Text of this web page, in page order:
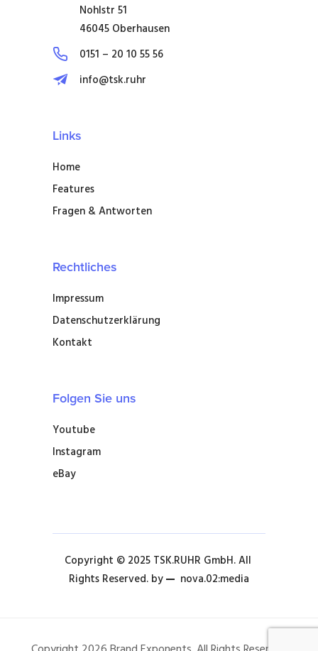
Nohlstr 51
46045 Oberhausen
0151 – 20 10 55 56
info@tsk.ruhr
Links
Home
Features
Fragen & Antworten
Rechtliches
Impressum
Datenschutzerklärung
Kontakt
Folgen Sie uns
Youtube
Instagram
eBay
Copyright © 2025 TSK.RUHR GmbH. All
Rights Reserved. by
nova.02:media